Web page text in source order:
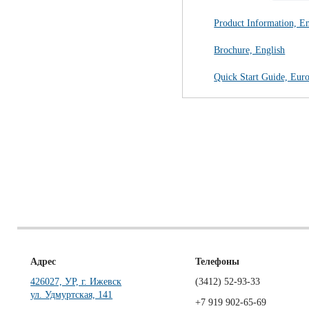
Product Information,
Brochure, English
Quick Start Guide,
Адрес
426027, УР, г. Ижевск
ул. Удмуртская, 141
Телефоны
(3412) 52-93-33
+7 919 902-65-69